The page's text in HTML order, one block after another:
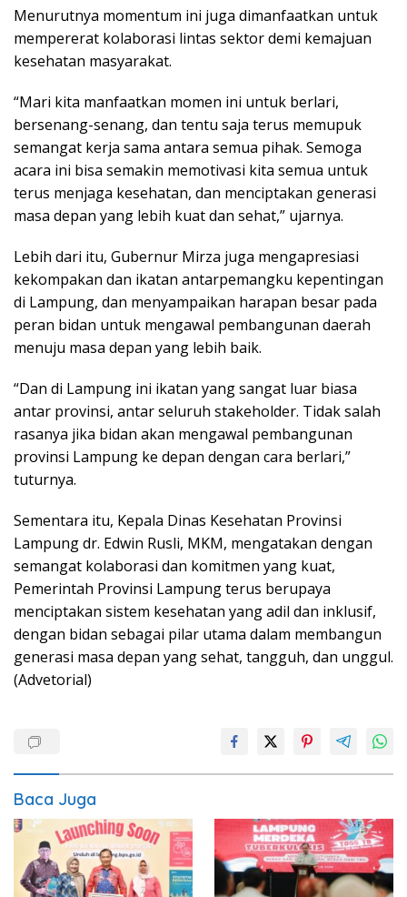
Menurutnya momentum ini juga dimanfaatkan untuk
mempererat kolaborasi lintas sektor demi kemajuan
kesehatan masyarakat.
“Mari kita manfaatkan momen ini untuk berlari,
bersenang-senang, dan tentu saja terus memupuk
semangat kerja sama antara semua pihak. Semoga
acara ini bisa semakin memotivasi kita semua untuk
terus menjaga kesehatan, dan menciptakan generasi
masa depan yang lebih kuat dan sehat,” ujarnya.
Lebih dari itu, Gubernur Mirza juga mengapresiasi
kekompakan dan ikatan antarpemangku kepentingan
di Lampung, dan menyampaikan harapan besar pada
peran bidan untuk mengawal pembangunan daerah
menuju masa depan yang lebih baik.
“Dan di Lampung ini ikatan yang sangat luar biasa
antar provinsi, antar seluruh stakeholder. Tidak salah
rasanya jika bidan akan mengawal pembangunan
provinsi Lampung ke depan dengan cara berlari,”
tuturnya.
Sementara itu, Kepala Dinas Kesehatan Provinsi
Lampung dr. Edwin Rusli, MKM, mengatakan dengan
semangat kolaborasi dan komitmen yang kuat,
Pemerintah Provinsi Lampung terus berupaya
menciptakan sistem kesehatan yang adil dan inklusif,
dengan bidan sebagai pilar utama dalam membangun
generasi masa depan yang sehat, tangguh, dan unggul.
(Advetorial)
Baca Juga